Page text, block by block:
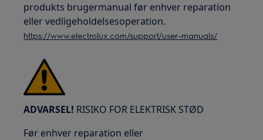
produkts brugermanual før enhver reparation
eller vedligeholdelsesoperation.
https://www.electrolux.com/support/user-manuals/
ADVARSEL! RISIKO FOR ELEKTRISK STØD
Før enhver reparation eller